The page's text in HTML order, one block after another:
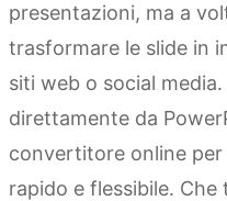
presentazioni, ma a
trasformare le slide in
siti web o social
direttamente da
convertitore online
rapido e flessibile.